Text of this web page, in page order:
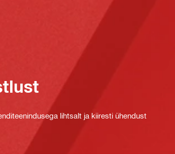
lihtsalt ja kiiresti ühendust